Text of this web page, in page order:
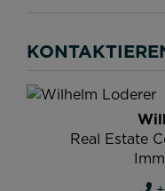
Real Estate